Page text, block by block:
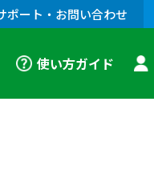
ポート・お問い合わせ
使い方ガイド